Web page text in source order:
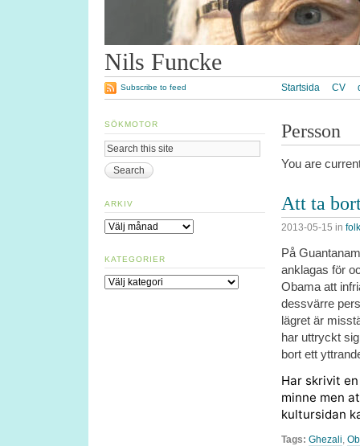
Nils Funcke
Startsida CV
Subscribe to feed
Persson
You are
Att ta
2013-05-15 in
På
anklagas för
Obama att
dessvärre
lägret är
har uttryckt
bort ett
Har skrivit
minne men
kultursidan
Tags: Ghezali,
SÖKMOTOR
ARKIV
Arkiv
KATEGORIER
Kategorier